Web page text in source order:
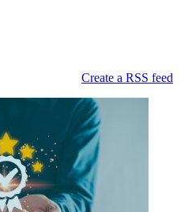
Create a RSS feed